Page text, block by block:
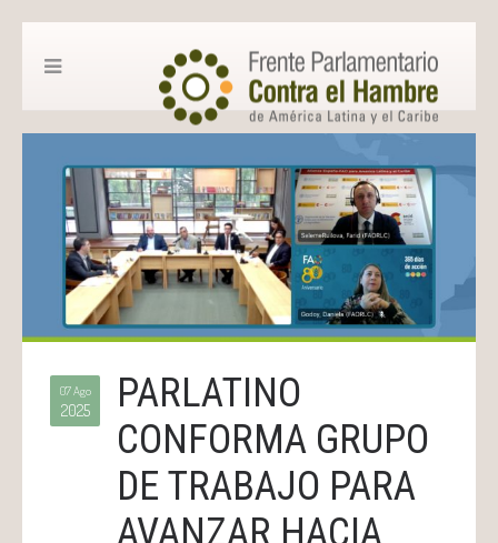
07 Ago
2025
PARLATINO
CONFORMA GRUPO
DE TRABAJO PARA
AVANZAR HACIA